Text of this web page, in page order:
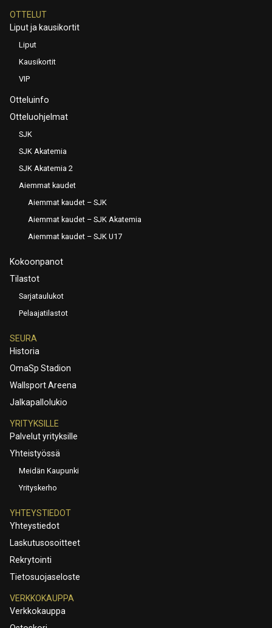
OTTELUT
Liput ja kausikortit
Liput
Kausikortit
VIP
Otteluinfo
Otteluohjelmat
SJK
SJK Akatemia
SJK Akatemia 2
Aiemmat kaudet
Aiemmat kaudet – SJK
Aiemmat kaudet – SJK Akatemia
Aiemmat kaudet – SJK U17
Kokoonpanot
Tilastot
Sarjataulukot
Pelaajatilastot
SEURA
Historia
OmaSp Stadion
Wallsport Areena
Jalkapallolukio
YRITYKSILLE
Palvelut yrityksille
Yhteistyössä
Meidän Kaupunki
Yrityskerho
YHTEYSTIEDOT
Yhteystiedot
Laskutusosoitteet
Rekrytointi
Tietosuojaseloste
VERKKOKAUPPA
Verkkokauppa